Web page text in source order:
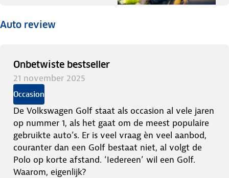
Auto review
Onbetwiste bestseller
21 november 2025
Occasion
De Volkswagen Golf staat als occasion al vele jaren
op nummer 1, als het gaat om de meest populaire
gebruikte auto’s. Er is veel vraag èn veel aanbod,
couranter dan een Golf bestaat niet, al volgt de
Polo op korte afstand. ‘Iedereen’ wil een Golf.
Waarom, eigenlijk?